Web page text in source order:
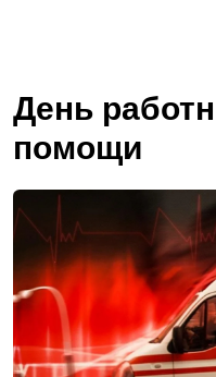
День
помощи